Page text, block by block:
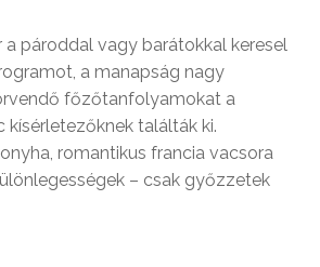
a pároddal vagy barátokkal keresel
a manapság nagy
főzőtanfolyamokat a
kísérletezőknek találták ki.
romantikus francia vacsora
– csak győzzetek